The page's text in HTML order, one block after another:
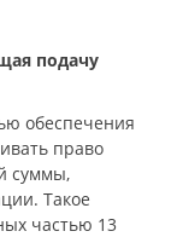
подачу
обеспечения
право
суммы,
Такое
частью 13